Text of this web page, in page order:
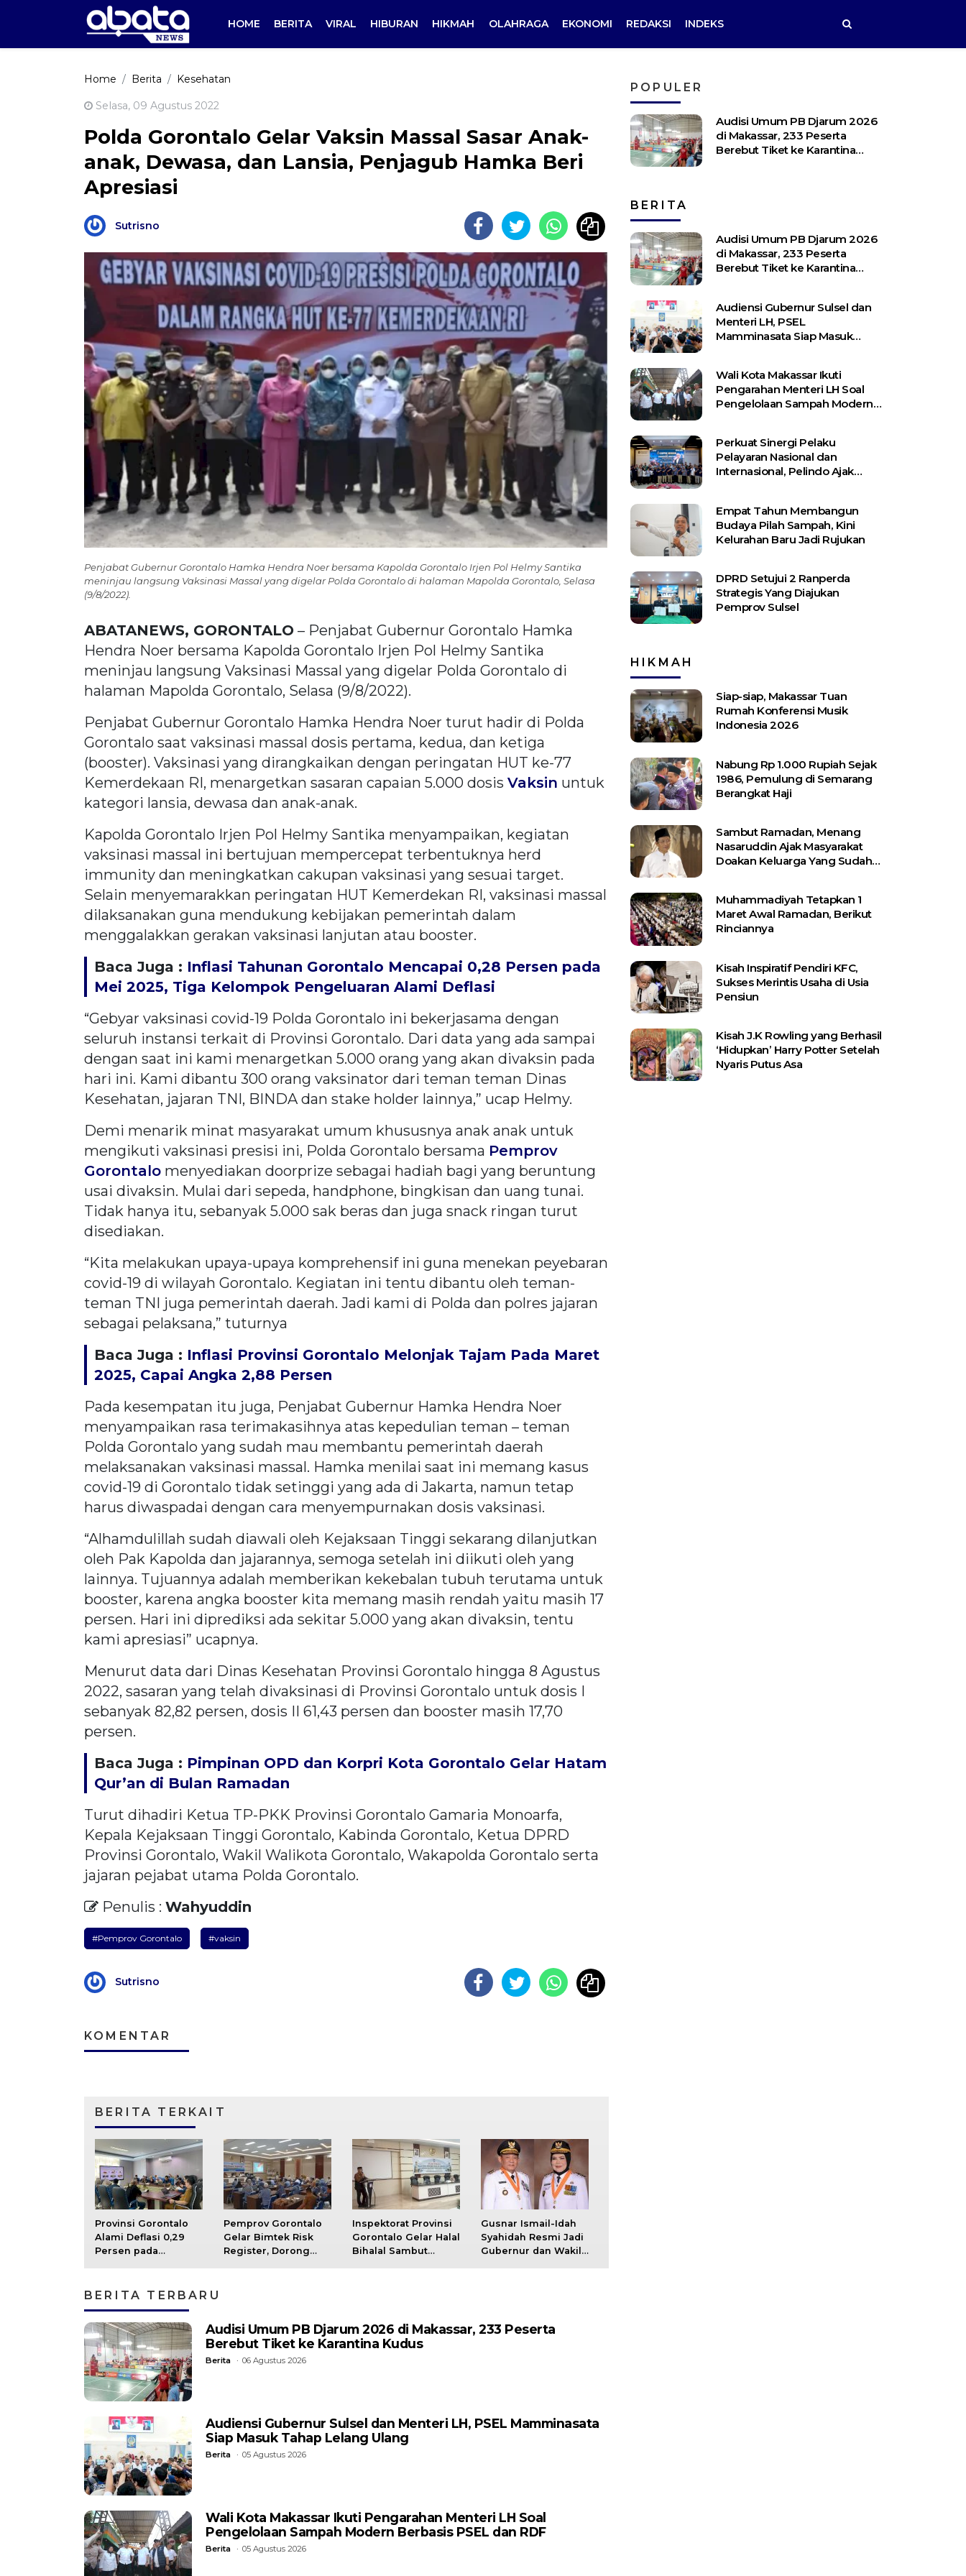
HOME BERITA VIRAL HIBURAN HIKMAH OLAHRAGA EKONOMI REDAKSI INDEKS
Home Berita Kesehatan
Selasa, 09 Agustus 2022
Polda Gorontalo Gelar Vaksin Massal Sasar Anak-
anak, Dewasa, dan Lansia, Penjagub Hamka Beri
Apresiasi
Sutrisno
Penjabat Gubernur Gorontalo Hamka Hendra Noer bersama Kapolda Gorontalo Irjen Pol Helmy Santika
meninjau langsung Vaksinasi Massal yang digelar Polda Gorontalo di halaman Mapolda Gorontalo, Selasa
(9/8/2022).
ABATANEWS, GORONTALO – Penjabat Gubernur Gorontalo Hamka
Hendra Noer bersama Kapolda Gorontalo Irjen Pol Helmy Santika
meninjau langsung Vaksinasi Massal yang digelar Polda Gorontalo di
halaman Mapolda Gorontalo, Selasa (9/8/2022).
Penjabat Gubernur Gorontalo Hamka Hendra Noer turut hadir di Polda
Gorontalo saat vaksinasi massal dosis pertama, kedua, dan ketiga
(booster). Vaksinasi yang dirangkaikan dengan peringatan HUT ke-77
Kemerdekaan RI, menargetkan sasaran capaian 5.000 dosis Vaksin untuk
kategori lansia, dewasa dan anak-anak.
Kapolda Gorontalo Irjen Pol Helmy Santika menyampaikan, kegiatan
vaksinasi massal ini bertujuan mempercepat terbentuknya herd
immunity dan meningkatkan cakupan vaksinasi yang sesuai target.
Selain menyemarakkan peringatan HUT Kemerdekan RI, vaksinasi massal
dilaksanakan guna mendukung kebijakan pemerintah dalam
menggalakkan gerakan vaksinasi lanjutan atau booster.
Baca Juga : Inflasi Tahunan Gorontalo Mencapai 0,28 Persen pada
Mei 2025, Tiga Kelompok Pengeluaran Alami Deflasi
“Gebyar vaksinasi covid-19 Polda Gorontalo ini bekerjasama dengan
seluruh instansi terkait di Provinsi Gorontalo. Dari data yang ada sampai
dengan saat ini kami menargetkan 5.000 orang yang akan divaksin pada
hari ini. Kami dibantu 300 orang vaksinator dari teman teman Dinas
Kesehatan, jajaran TNI, BINDA dan stake holder lainnya,” ucap Helmy.
Demi menarik minat masyarakat umum khususnya anak anak untuk
mengikuti vaksinasi presisi ini, Polda Gorontalo bersama Pemprov
Gorontalo menyediakan doorprize sebagai hadiah bagi yang beruntung
usai divaksin. Mulai dari sepeda, handphone, bingkisan dan uang tunai.
Tidak hanya itu, sebanyak 5.000 sak beras dan juga snack ringan turut
disediakan.
“Kita melakukan upaya-upaya komprehensif ini guna menekan peyebaran
covid-19 di wilayah Gorontalo. Kegiatan ini tentu dibantu oleh teman-
teman TNI juga pemerintah daerah. Jadi kami di Polda dan polres jajaran
sebagai pelaksana,” tuturnya
Baca Juga : Inflasi Provinsi Gorontalo Melonjak Tajam Pada Maret
2025, Capai Angka 2,88 Persen
Pada kesempatan itu juga, Penjabat Gubernur Hamka Hendra Noer
menyampaikan rasa terimakasihnya atas kepedulian teman – teman
Polda Gorontalo yang sudah mau membantu pemerintah daerah
melaksanakan vaksinasi massal. Hamka menilai saat ini memang kasus
covid-19 di Gorontalo tidak setinggi yang ada di Jakarta, namun tetap
harus diwaspadai dengan cara menyempurnakan dosis vaksinasi.
“Alhamdulillah sudah diawali oleh Kejaksaan Tinggi sekarang dilanjutkan
oleh Pak Kapolda dan jajarannya, semoga setelah ini diikuti oleh yang
lainnya. Tujuannya adalah memberikan kekebalan tubuh terutama untuk
booster, karena angka booster kita memang masih rendah yaitu masih 17
persen. Hari ini diprediksi ada sekitar 5.000 yang akan divaksin, tentu
kami apresiasi” ucapnya.
Menurut data dari Dinas Kesehatan Provinsi Gorontalo hingga 8 Agustus
2022, sasaran yang telah divaksinasi di Provinsi Gorontalo untuk dosis I
sebanyak 82,82 persen, dosis II 61,43 persen dan booster masih 17,70
persen.
Baca Juga : Pimpinan OPD dan Korpri Kota Gorontalo Gelar Hatam
Qur’an di Bulan Ramadan
Turut dihadiri Ketua TP-PKK Provinsi Gorontalo Gamaria Monoarfa,
Kepala Kejaksaan Tinggi Gorontalo, Kabinda Gorontalo, Ketua DPRD
Provinsi Gorontalo, Wakil Walikota Gorontalo, Wakapolda Gorontalo serta
jajaran pejabat utama Polda Gorontalo.
Penulis : Wahyuddin
#Pemprov Gorontalo #vaksin
Sutrisno
KOMENTAR
BERITA TERKAIT
Provinsi Gorontalo
Alami Deflasi 0,29
Persen pada
Pemprov Gorontalo
Gelar Bimtek Risk
Register, Dorong
Inspektorat Provinsi
Gorontalo Gelar Halal
Bihalal Sambut
Gusnar Ismail-Idah
Syahidah Resmi Jadi
Gubernur dan Wakil
BERITA TERBARU
Audisi Umum PB Djarum 2026 di Makassar, 233 Peserta
Berebut Tiket ke Karantina Kudus
Berita 06 Agustus 2026
Audiensi Gubernur Sulsel dan Menteri LH, PSEL Mamminasata
Siap Masuk Tahap Lelang Ulang
Berita 05 Agustus 2026
Wali Kota Makassar Ikuti Pengarahan Menteri LH Soal
Pengelolaan Sampah Modern Berbasis PSEL dan RDF
Berita 05 Agustus 2026
POPULER
Audisi Umum PB Djarum 2026
di Makassar, 233 Peserta
Berebut Tiket ke Karantina
BERITA
Audisi Umum PB Djarum 2026
di Makassar, 233 Peserta
Berebut Tiket ke Karantina
Audiensi Gubernur Sulsel dan
Menteri LH, PSEL
Mamminasata Siap Masuk
Wali Kota Makassar Ikuti
Pengarahan Menteri LH Soal
Pengelolaan Sampah Modern
Perkuat Sinergi Pelaku
Pelayaran Nasional dan
Internasional, Pelindo Ajak
Empat Tahun Membangun
Budaya Pilah Sampah, Kini
Kelurahan Baru Jadi Rujukan
DPRD Setujui 2 Ranperda
Strategis Yang Diajukan
Pemprov Sulsel
HIKMAH
Siap-siap, Makassar Tuan
Rumah Konferensi Musik
Indonesia 2026
Nabung Rp 1.000 Rupiah Sejak
1986, Pemulung di Semarang
Berangkat Haji
Sambut Ramadan, Menang
Nasaruddin Ajak Masyarakat
Doakan Keluarga Yang Sudah
Muhammadiyah Tetapkan 1
Maret Awal Ramadan, Berikut
Rinciannya
Kisah Inspiratif Pendiri KFC,
Sukses Merintis Usaha di Usia
Pensiun
Kisah J.K Rowling yang Berhasil
‘Hidupkan’ Harry Potter Setelah
Nyaris Putus Asa